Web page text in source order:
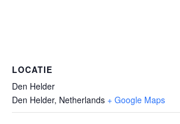
LOCATIE
Den Helder
Den Helder, Netherlands + Google Maps